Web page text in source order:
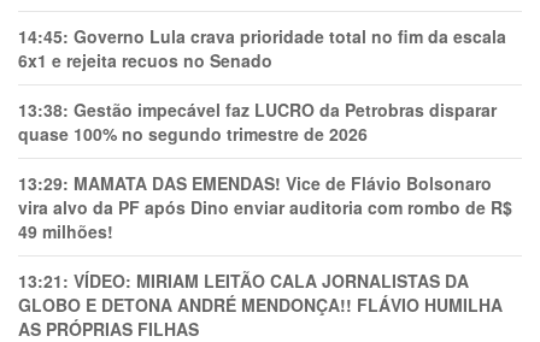
14:45: Governo Lula crava prioridade total no fim da escala
6x1 e rejeita recuos no Senado
13:38: Gestão impecável faz LUCRO da Petrobras disparar
quase 100% no segundo trimestre de 2026
13:29: MAMATA DAS EMENDAS! Vice de Flávio Bolsonaro
vira alvo da PF após Dino enviar auditoria com rombo de R$
49 milhões!
13:21: VÍDEO: MIRIAM LEITÃO CALA JORNALISTAS DA
GLOBO E DETONA ANDRÉ MENDONÇA!! FLÁVIO HUMILHA
AS PRÓPRIAS FILHAS